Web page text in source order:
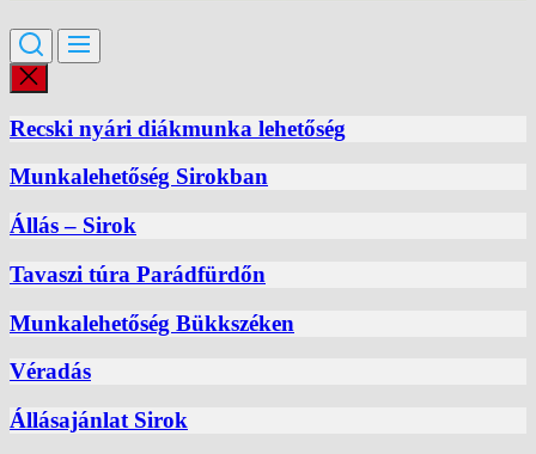
Recski nyári diákmunka lehetőség
Munkalehetőség Sirokban
Állás – Sirok
Tavaszi túra Parádfürdőn
Munkalehetőség Bükkszéken
Véradás
Állásajánlat Sirok